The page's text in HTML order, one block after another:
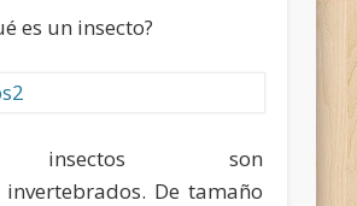
es un insecto?
son
De tamaño